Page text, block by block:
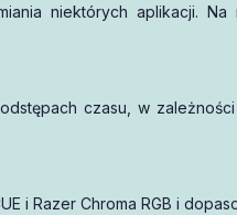
niektórych aplikacji.
czasu, w
i Razer Chroma RGB i